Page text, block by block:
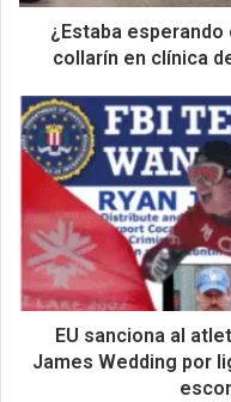
¿Estaba
collarín en clínica
EU sanciona al
James Wedding por